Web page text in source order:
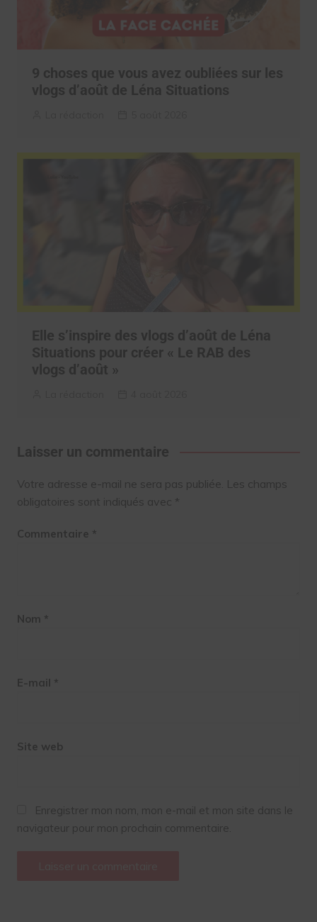
9 choses que vous avez oubliées sur les
vlogs d’août de Léna Situations
Elle s’inspire des vlogs d’août de Léna
Situations pour créer « Le RAB des
vlogs d’août »
Laisser un commentaire
Votre adresse e-mail ne sera pas publiée. Les champs
obligatoires sont indiqués avec *
Commentaire *
Nom *
E-mail *
Site web
Enregistrer mon nom, mon e-mail et mon site dans le
navigateur pour mon prochain commentaire.